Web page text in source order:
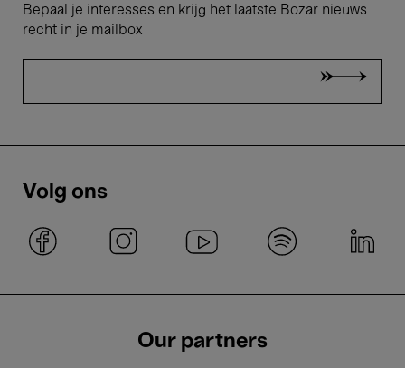
Bepaal je interesses en krijg het laatste Bozar nieuws
recht in je mailbox
Volg ons
Our partners